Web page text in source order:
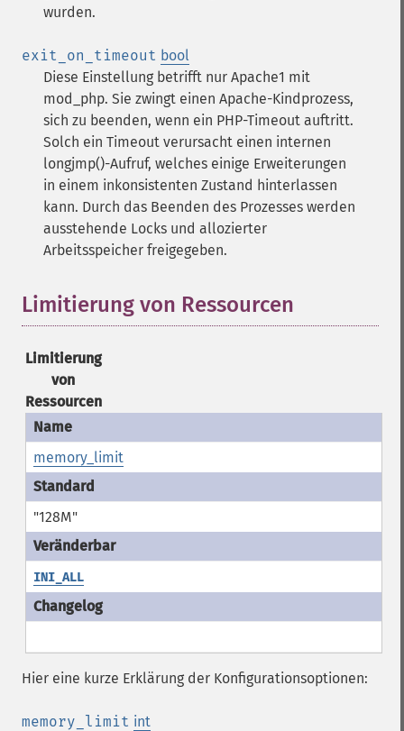
wurden.
exit_on_timeout bool
Diese Einstellung betrifft nur Apache1 mit
mod_php. Sie zwingt einen Apache-Kindprozess,
sich zu beenden, wenn ein PHP-Timeout auftritt.
Solch ein Timeout verursacht einen internen
longjmp()-Aufruf, welches einige Erweiterungen
in einem inkonsistenten Zustand hinterlassen
kann. Durch das Beenden des Prozesses werden
ausstehende Locks und allozierter
Arbeitsspeicher freigegeben.
Limitierung von Ressourcen
Limitierung
von
Ressourcen
memory_limit
"128M"
INI_ALL
Hier eine kurze Erklärung der Konfigurationsoptionen:
memory_limit int